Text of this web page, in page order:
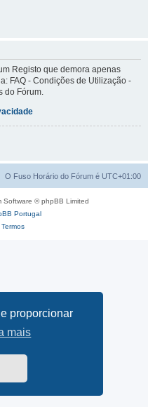
proporcionar
mais
Registo que demora apenas
FAQ - Condições de Utilização -
do Fórum.
O Fuso Horário do Fórum é UTC+01:00
Software © phpBB Limited
Portugal
Termos